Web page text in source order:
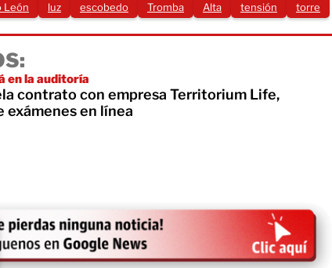
León luz escobedo Tromba Alta tensión torre
en la auditoría
contrato con empresa Territorium Life,
exámenes en línea